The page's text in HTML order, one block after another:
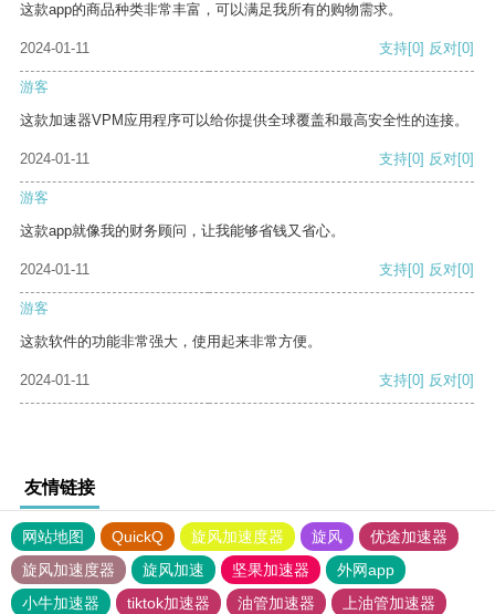
这款app的商品种类非常丰富，可以满足我所有的购物需求。
2024-01-11 支持[0] 反对[0]
游客
这款加速器VPM应用程序可以给你提供全球覆盖和最高安全性的连接。
2024-01-11 支持[0] 反对[0]
游客
这款app就像我的财务顾问，让我能够省钱又省心。
2024-01-11 支持[0] 反对[0]
游客
这款软件的功能非常强大，使用起来非常方便。
2024-01-11 支持[0] 反对[0]
友情链接
网站地图 QuickQ 旋风加速度器 旋风
优途加速器
旋风加速度器
旋风加速 坚果加速器
外网app
小牛加速器
tiktok加速器 油管加速器 上油管加速器